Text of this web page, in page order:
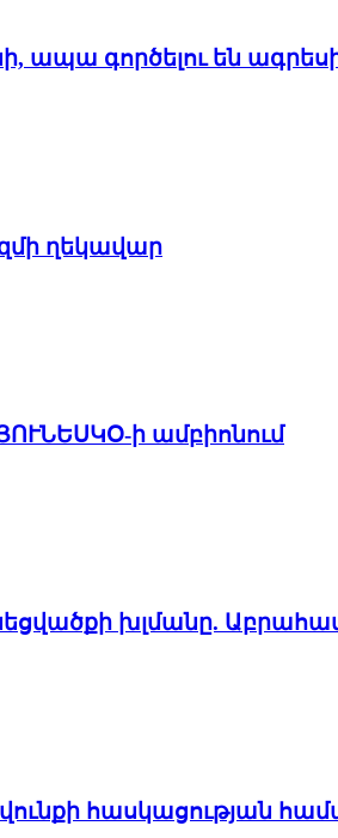
ապա գործելու են
ղեկավար
ի ամբիոնում
խլմանը.
հասկացության